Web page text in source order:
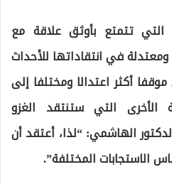
التي تتمتع بأوثق علاقة مع
في انتقاداتها للأحداث
أكثر اعتدالا ومختلفا إلى
التي ستنتقد الغزو
الهاشمي: “لذا، أعتقد أن
الاستجابات المختلفة”.